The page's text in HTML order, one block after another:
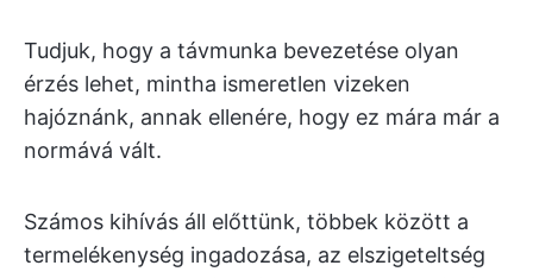
Tudjuk, hogy a távmunka bevezetése olyan
érzés lehet, mintha ismeretlen vizeken
hajóznánk, annak ellenére, hogy ez mára már a
normává vált.
Számos kihívás áll előttünk, többek között a
termelékenység ingadozása, az elszigeteltség